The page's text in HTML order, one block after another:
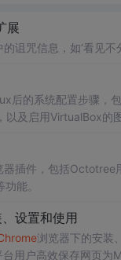
展
诅咒信息，如‘看见不
后的系统配置步骤，
以及启用VirtualBox的
器插件，包括Octotree
能。
设置和使用
浏览器下的安装
用户高效保存网页为